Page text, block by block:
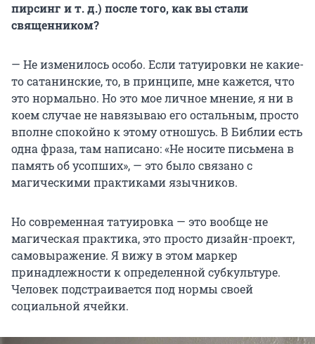
пирсинг и т. д.) после того, как вы стали
священником?
— Не изменилось особо. Если татуировки не какие-
то сатанинские, то, в принципе, мне кажется, что
это нормально. Но это мое личное мнение, я ни в
коем случае не навязываю его остальным, просто
вполне спокойно к этому отношусь. В Библии есть
одна фраза, там написано: «Не носите письмена в
память об усопших», — это было связано с
магическими практиками язычников.
Но современная татуировка — это вообще не
магическая практика, это просто дизайн-проект,
самовыражение. Я вижу в этом маркер
принадлежности к определенной субкультуре.
Человек подстраивается под нормы своей
социальной ячейки.